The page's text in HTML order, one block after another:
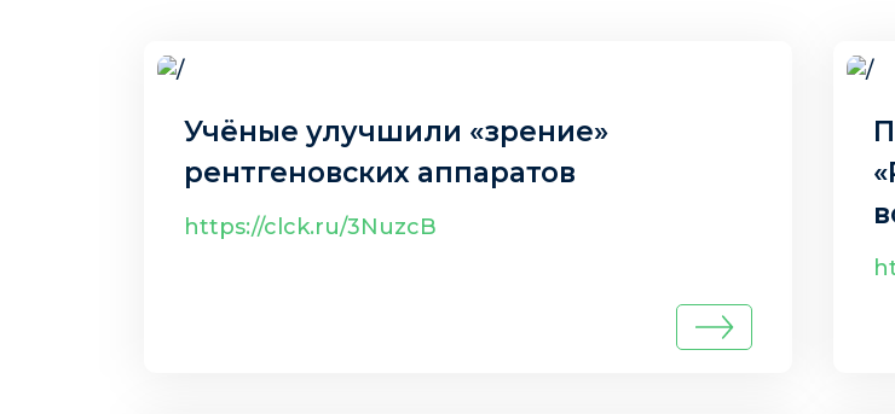
Учёные улучшили «зрение»
рентгеновских аппаратов
https://clck.ru/3NuzcB